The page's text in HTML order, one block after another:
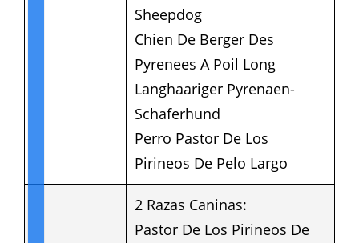
Sheepdog
Chien De Berger Des
Pyrenees A Poil Long
Langhaariger Pyrenaen-
Schaferhund
Perro Pastor De Los
Pirineos De Pelo Largo
2 Razas Caninas:
Pastor De Los Pirineos De